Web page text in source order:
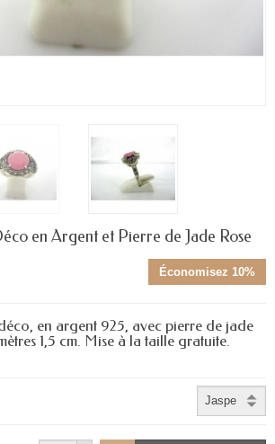
en Argent et Pierre de Jade Rose
Économisez 10%
en argent 925, avec pierre de jade
1,5 cm. Mise à la taille gratuite.